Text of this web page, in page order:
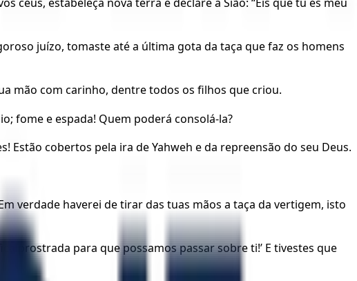
juízo, tomaste até a última gota da taça que faz os homens
mão com carinho, dentre todos os filhos que criou.
fome e espada! Quem poderá consolá-la?
Estão cobertos pela ira de Yahweh e da repreensão do seu Deus.
verdade haverei de tirar das tuas mãos a taça da vertigem, isto
prostrada para que possamos passar sobre ti!’ E tivestes que